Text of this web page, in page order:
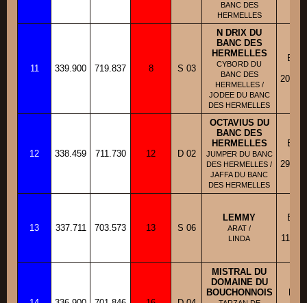
BANC DES
HERMELLES
11 339.900 719.837 8 S 03
N DRIX DU
BANC DES
HERMELLES
CYBORD DU
BANC DES
HERMELLES /
JODEE DU BANC
DES HERMELLES
20/12/
12 338.459 711.730 12 D 02
OCTAVIUS DU
BANC DES
HERMELLES
JUMPER DU BANC
DES HERMELLES /
JAFFA DU BANC
DES HERMELLES
29/04/
13 337.711 703.573 13 S 06
LEMMY
ARAT /
LINDA
11/08/
MISTRAL DU
DOMAINE DU
BOUCHONNOIS